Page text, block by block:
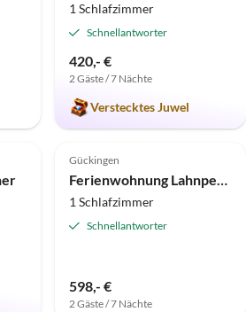
1 Schlafzimmer
Schnellantworter
420,- €
2 Gäste / 7 Nächte
Verstecktes Juwel
5.0 (2)
Gückingen
Ferienwohnung Lahnperle
1 Schlafzimmer
Schnellantworter
598,- €
2 Gäste / 7 Nächte